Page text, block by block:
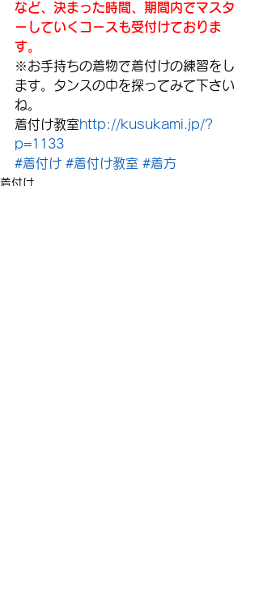
など、決まった時間、期間内でマスタ
ーしていくコースも受付けておりま
す。
※お手持ちの着物で着付けの練習をし
ます。タンスの中を探ってみて下さい
ね。
着付け教室http://kusukami.jp/?
p=1133
#着付け #着付け教室 #着方
着付け